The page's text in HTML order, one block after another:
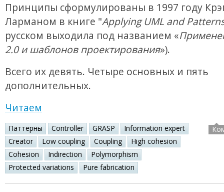
Принципы сформулированы в 1997 году
Ларманом в книге "Applying UML and
русском выходила под названием «
2.0 и шаблонов проектирования»).
Всего их девять. Четыре основных и пять
дополнительных.
Читаем
Паттерны Controller GRASP
Information expert
Creator
Low coupling Coupling
High cohesion
Cohesion
Indirection
Polymorphism
Protected variations
Pure fabrication